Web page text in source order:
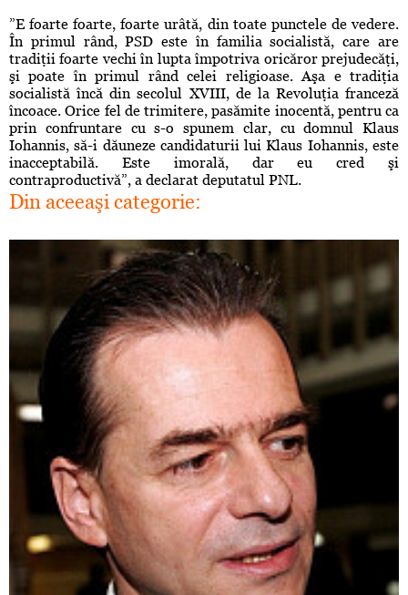
”E foarte foarte, foarte urâtă, din toate punctele de vedere.
În primul rând, PSD este în familia socialistă, care are
tradiţii foarte vechi în lupta împotriva oricăror prejudecăţi,
şi poate în primul rând celei religioase. Aşa e tradiţia
socialistă încă din secolul XVIII, de la Revoluţia franceză
încoace. Orice fel de trimitere, pasămite inocentă, pentru ca
prin confruntare cu s-o spunem clar, cu domnul Klaus
Iohannis, să-i dăuneze candidaturii lui Klaus Iohannis, este
inacceptabilă. Este imorală, dar eu cred şi
contraproductivă”, a declarat deputatul PNL.
Din aceeaşi categorie: